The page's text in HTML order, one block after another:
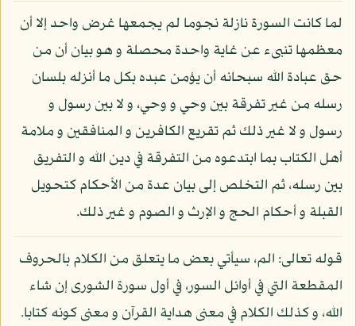
لما كانت السورة نازلة نجوما لم يجمعها غرض واحد إلا أن
معظمها تنبىء عن غاية واحدة محصلة و هو بيان أن من
حق عبادة الله سبحانه أن يؤمن عبده بكل ما أنزله بلسان
رسله من غير تفرقة بين وحي و وحي، و لا بين رسول و
رسول و لا غير ذلك ثم تقريع الكافرين و المنافقين و ملامة
أهل الكتاب بما ابتدعوه من التفرقة في دين الله و التفريق
بين رسله، ثم التخلص إلى بيان عدة من الأحكام كتحويل
القبلة و أحكام الحج و الإرث و الصوم و غير ذلك.
قوله تعالى: الم، سيأتي بعض ما يتعلق من الكلام بالحروف
المقطعة التي في أوائل السور، في أول سورة الشورى إن شاء
الله، و كذلك الكلام في معنى هداية القرآن و معنى كونه كتابا.